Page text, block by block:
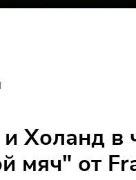
Холанд в
мяч" от